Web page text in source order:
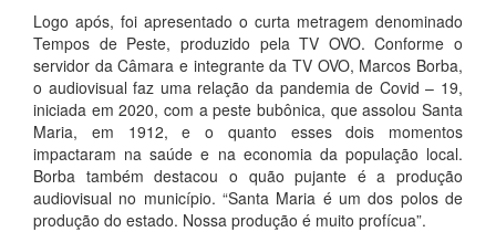
Logo após, foi apresentado o curta metragem denominado
Tempos de Peste, produzido pela TV OVO. Conforme o
servidor da Câmara e integrante da TV OVO, Marcos Borba,
o audiovisual faz uma relação da pandemia de Covid – 19,
iniciada em 2020, com a peste bubônica, que assolou Santa
Maria, em 1912, e o quanto esses dois momentos
impactaram na saúde e na economia da população local.
Borba também destacou o quão pujante é a produção
audiovisual no município. “Santa Maria é um dos polos de
produção do estado. Nossa produção é muito profícua”.